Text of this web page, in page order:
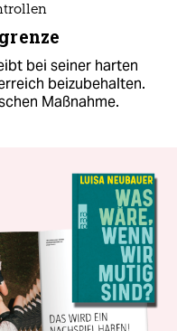
bei seiner harten
beizubehalten.
Maßnahme.